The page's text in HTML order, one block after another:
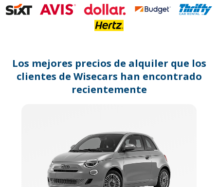
get
the
dates.
Los mejores precios de alquiler que los
clientes de Wisecars han encontrado
recientemente